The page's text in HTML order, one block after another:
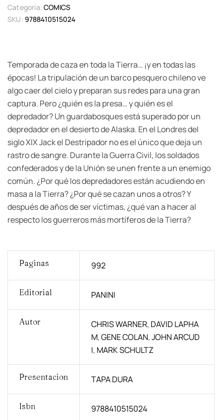
Categoría: COMICS
SKU: 9788410515024
Temporada de caza en toda la Tierra… ¡y en todas las
épocas! La tripulación de un barco pesquero chileno ve
algo caer del cielo y preparan sus redes para una gran
captura. Pero ¿quién es la presa… y quién es el
depredador? Un guardabosques está superado por un
depredador en el desierto de Alaska. En el Londres del
siglo XIX Jack el Destripador no es el único que deja un
rastro de sangre. Durante la Guerra Civil, los soldados
confederados y de la Unión se unen frente a un enemigo
común. ¿Por qué los depredadores están acudiendo en
masa a la Tierra? ¿Por qué se cazan unos a otros? Y
después de años de ser víctimas, ¿qué van a hacer al
respecto los guerreros más mortíferos de la Tierra?
Paginas 992
Editorial PANINI
Autor CHRIS WARNER, DAVID LAPHA
M,GENE COLAN,JOHN ARCUD
I, MARK SCHULTZ
Presentacion TAPA DURA
Isbn 9788410515024